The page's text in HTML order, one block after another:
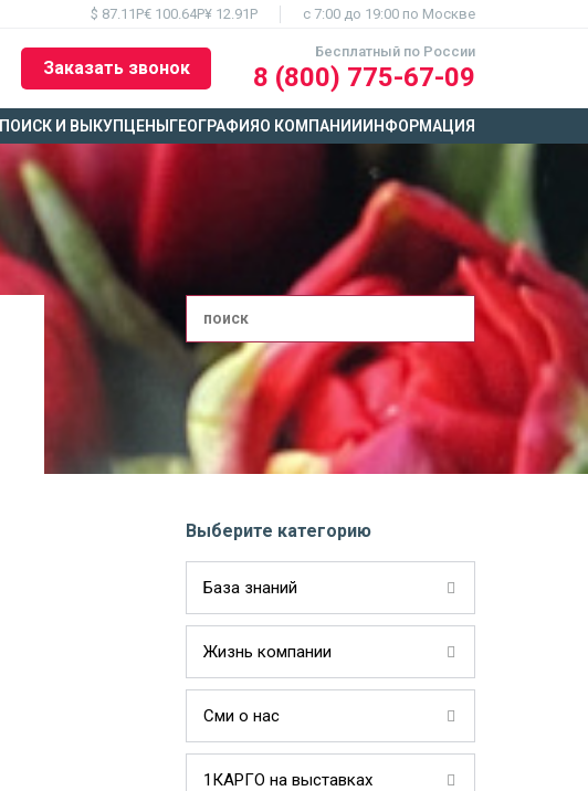
$ 87.11Р€ 100.64Р¥ 12.91Р c 7:00 до 19:00 по Москве
Заказать звонок
Бесплатный по России
8 (800) 775-67-09
ПОИСК И ВЫКУП ЦЕНЫ ГЕОГРАФИЯО КОМПАНИИ ИНФОРМАЦИЯ
Выберите категорию
База знаний
Жизнь компании
Сми о нас
1КАРГО на выставках